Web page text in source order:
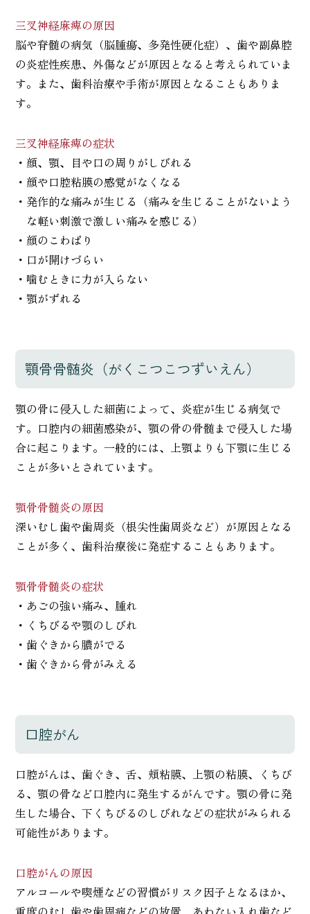
三叉神経麻痺の原因
脳や脊髄の病気（脳腫瘍、多発性硬化症）、歯や副鼻腔
の炎症性疾患、外傷などが原因となると考えられていま
す。また、歯科治療や手術が原因となることもありま
す。
三叉神経麻痺の症状
・顔、顎、目や口の周りがしびれる
・顔や口腔粘膜の感覚がなくなる
・発作的な痛みが生じる（痛みを生じることがないよう
な軽い刺激で激しい痛みを感じる）
・顔のこわばり
・口が開けづらい
・噛むときに力が入らない
・顎がずれる
顎骨骨髄炎（がくこつこつずいえん）
顎の骨に侵入した細菌によって、炎症が生じる病気で
す。口腔内の細菌感染が、顎の骨の骨髄まで侵入した場
合に起こります。一般的には、上顎よりも下顎に生じる
ことが多いとされています。
顎骨骨髄炎の原因
深いむし歯や歯周炎（根尖性歯周炎など）が原因となる
ことが多く、歯科治療後に発症することもあります。
顎骨骨髄炎の症状
・あごの強い痛み、腫れ
・くちびるや顎のしびれ
・歯ぐきから膿がでる
・歯ぐきから骨がみえる
口腔がん
口腔がんは、歯ぐき、舌、頬粘膜、上顎の粘膜、くちび
る、顎の骨など口腔内に発生するがんです。顎の骨に発
生した場合、下くちびるのしびれなどの症状がみられる
可能性があります。
口腔がんの原因
アルコールや喫煙などの習慣がリスク因子となるほか、